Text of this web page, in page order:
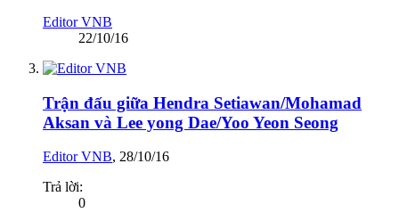
Editor VNB
22/10/16
Trận đấu giữa Hendra Setiawan/Mohamad
Aksan và Lee yong Dae/Yoo Yeon Seong
Editor VNB, 28/10/16
Trả lời:
0